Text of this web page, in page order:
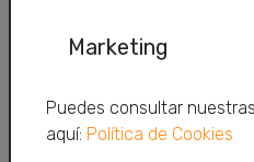
Marketing
Puedes consultar
aquí: Política de Cookies
Alarmas
Contacto
Área de cliente